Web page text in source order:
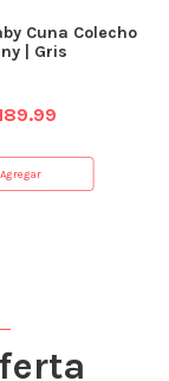
Cuna Colecho
| Gris
Agregar